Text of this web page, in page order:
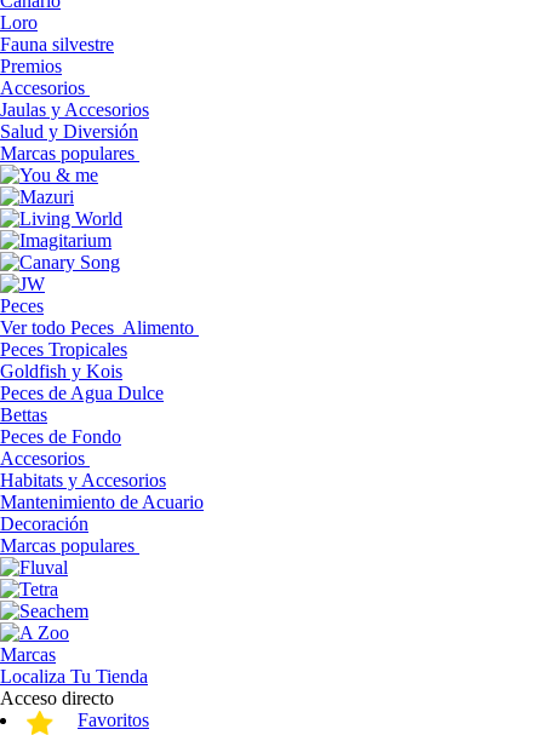
Loro
Fauna silvestre
Premios
Accesorios
Jaulas y Accesorios
Salud y Diversión
Marcas populares
Peces
Ver todo Peces Alimento
Peces Tropicales
Goldfish y Kois
Peces de Agua Dulce
Bettas
Peces de Fondo
Accesorios
Habitats y Accesorios
Mantenimiento de Acuario
Decoración
Marcas populares
Marcas
Localiza Tu Tienda
Acceso directo
Favoritos